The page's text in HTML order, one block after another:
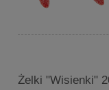
Żelki "Wisienki"